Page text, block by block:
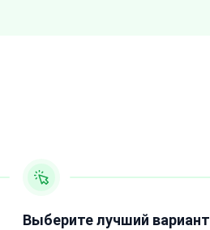
Выберите лучший вариант